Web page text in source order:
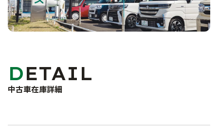
カーケア
車検
点検・一般修理
よくあるご質問
DETAIL
中古車在庫詳細